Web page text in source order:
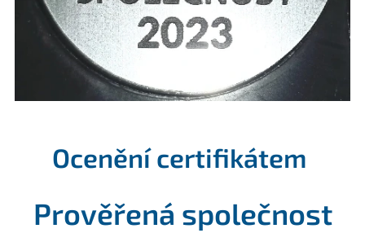
Ocenění certifikátem
Prověřená společnost